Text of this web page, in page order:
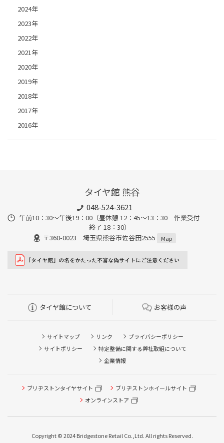
2024年
2023年
2022年
2021年
2020年
2019年
2018年
2017年
2016年
タイヤ館 熊谷
048-524-3621
午前10：30～午後19：00（昼休憩 12：45～13：30 作業受付
終了 18：30）
〒360-0023 埼玉県熊谷市佐谷田2555
Map
タイヤ館について お客様の声
サイトマップ リンク
プライバシーポリシー
サイトポリシー
特定整備に関する弊社取組について
企業情報
ブリヂストンタイヤサイト
ブリヂストンホイールサイト
オンラインストア
Copyright © 2024 Bridgestone Retail Co.,Ltd. All rights Reserved.
タイヤ点検・安全点検/タイヤ履き替え/オイル交換/その他
ピット作業の予約
本日のタイヤ履き替え順番待ち予約 ※クローク契約会員の